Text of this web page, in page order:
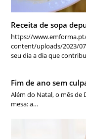
Receita de sopa
https://
content/uploads/2023/
seu dia a dia que
Fim de ano sem
Além do Natal, o mês
mesa: a…